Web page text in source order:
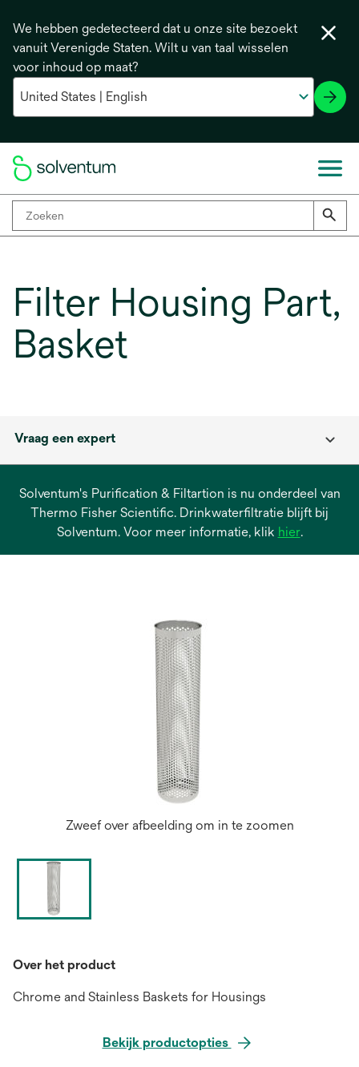
We hebben gedetecteerd dat u onze site bezoekt
vanuit Verenigde Staten. Wilt u van taal wisselen
voor inhoud op maat?
Filter Housing Part,
Basket
Vraag een expert
Solventum's Purification & Filtartion is nu onderdeel van
Thermo Fisher Scientific. Drinkwaterfiltratie blijft bij
Solventum. Voor meer informatie, klik hieropens
.
Zweef over afbeelding om in te zoomen
Over het product
Chrome and Stainless Baskets for Housings
Bekijk productopties